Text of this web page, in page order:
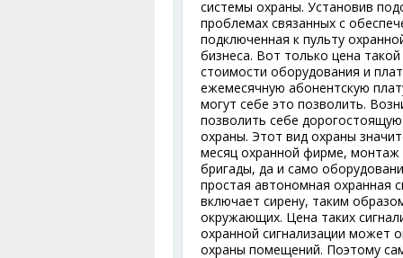
системы охраны. Установив
проблемах связанных с
подключенная к пульту
бизнеса. Вот только цена
стоимости оборудования и
ежемесячную абонентскую
могут себе это позволить.
позволить себе
охраны. Этот вид охраны
месяц охранной фирме, монтаж
бригады, да и само
простая автономная охранная
включает сирену, таким
окружающих. Цена таких
охранной сигнализации может
охраны помещений. Поэтому